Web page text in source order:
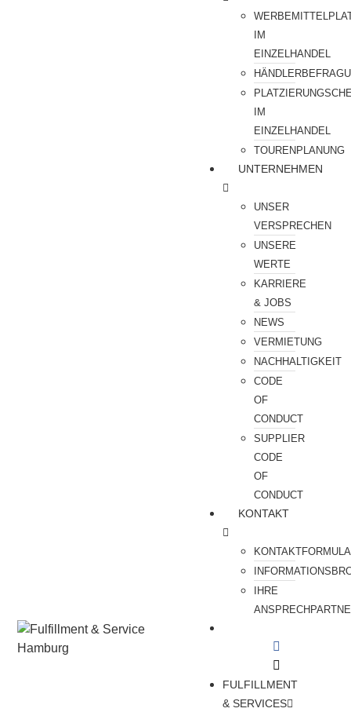
IM
EINZELHANDEL
IM
EINZELHANDEL
TOURENPLANUNG
UNTERNEHMEN
UNSER
VERSPRECHEN
UNSERE
WERTE
KARRIERE
& JOBS
NEWS
VERMIETUNG
NACHHALTIGKEIT
CODE
OF
CONDUCT
SUPPLIER
CODE
OF
CONDUCT
KONTAKT
IHRE
FULFILLMENT
& SERVICES